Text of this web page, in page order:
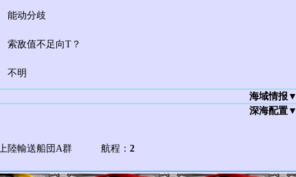
能动分歧
索敌值不足向T？
不明
海域情报▼
深海配置▼
上陸輸送船団A群 航程： 2